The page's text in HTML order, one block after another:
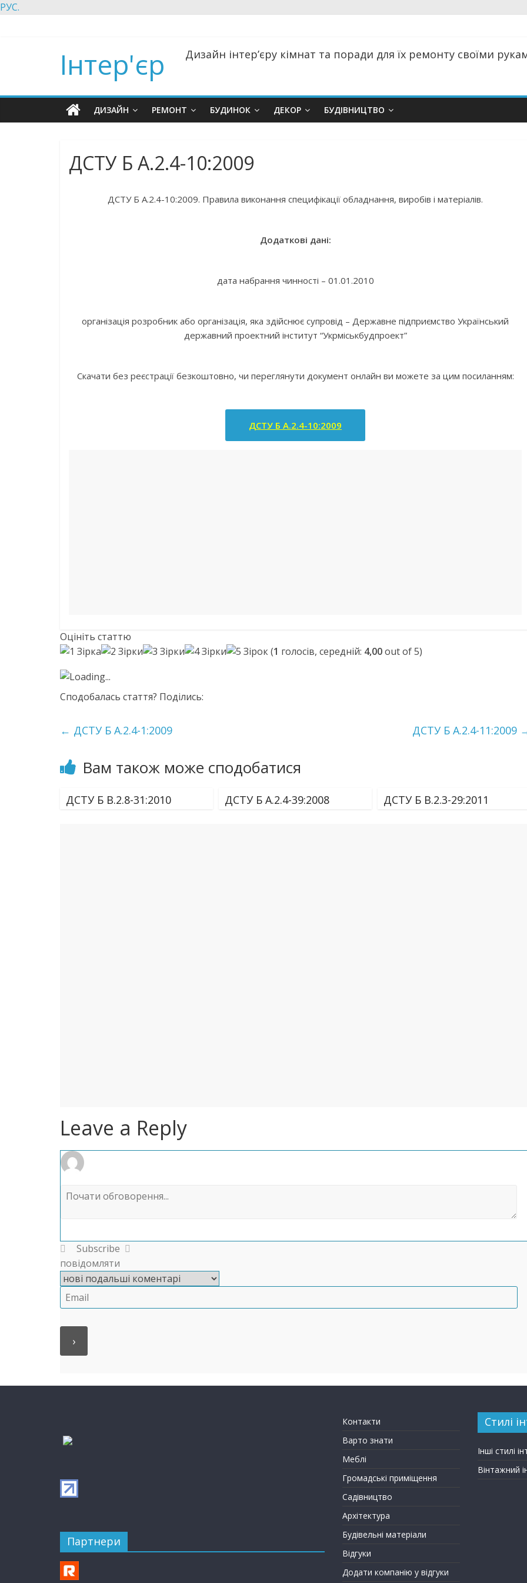
РУС.
Інтер'єр Дизайн інтер’єру кімнат та поради для їх ремонту своїми
ДИЗАЙН РЕМОНТ БУДИНОК ДЕКОР БУДІВНИЦТВО
ДСТУ Б А.2.4-10:2009
ДСТУ Б А.2.4-10:2009. Правила виконання специфікації обладнання, виробів і матеріалів.
Додаткові дані:
дата набрання чинності – 01.01.2010
організація розробник або організація, яка здійснює супровід – Державне підприємство Український
державний проектний інститут “Укрміськбудпроект”
Скачати без реєстрації безкоштовно, чи переглянути документ онлайн ви можете за цим посиланням:
ДСТУ Б А.2.4-10:2009
Оцініть статтю
(1 голосів, середній: 4,00out of 5)
Loading...
Сподобалась стаття? Поділись:
← ДСТУ Б А.2.4-1:2009 ДСТУ Б А.2.4-11:2009
Вам також може сподобатися
ДСТУ Б В.2.8-31:2010 ДСТУ Б А.2.4-39:2008 ДСТУ Б В.2.3-29:2011
Leave a Reply
Subscribe
повідомляти
Партнери
Контакти
Варто знати
Меблі
Громадські приміщення
Садівництво
Архітектура
Будівельні матеріали
Відгуки
Додати компанію у відгуки
Стилі
Інші стилі
Вінтажний